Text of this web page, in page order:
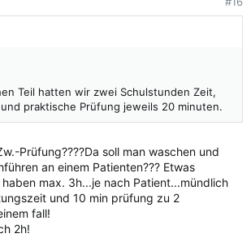
Teil hatten wir zwei Schulstunden Zeit,
praktische Prüfung jeweils 20 minuten.
Prüfung????Da soll man waschen und
an einem Patienten??? Etwas
max. 3h...je nach Patient...mündlich
und 10 min prüfung zu 2
fall!
2h!